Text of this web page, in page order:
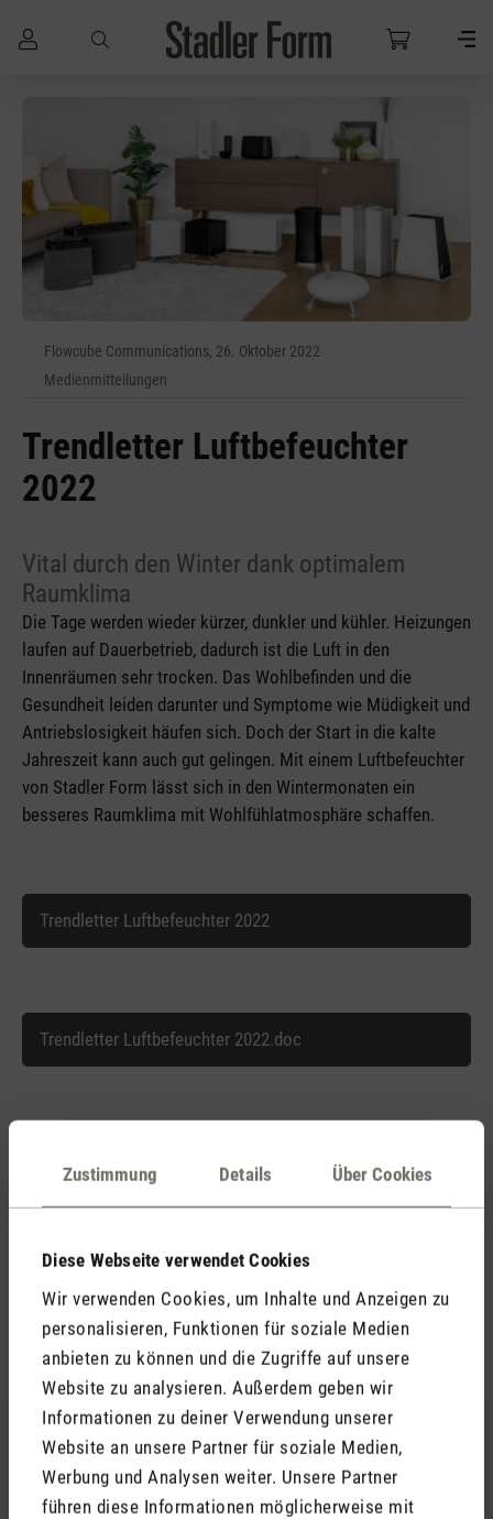
Zustimmung Details Über Cookies
Diese Webseite verwendet Cookies
Wir verwenden Cookies, um Inhalte und Anzeigen zu
personalisieren, Funktionen für soziale Medien
anbieten zu können und die Zugriffe auf unsere
Website zu analysieren. Außerdem geben wir
Informationen zu deiner Verwendung unserer
Website an unsere Partner für soziale Medien,
Werbung und Analysen weiter. Unsere Partner
führen diese Informationen möglicherweise mit
Flowcube Communications, 26. Oktober 2022
Medienmitteilungen
Trendletter Luftbefeuchter
2022
Vital durch den Winter dank optimalem
Raumklima
Die Tage werden wieder kürzer, dunkler und kühler. Heizungen
laufen auf Dauerbetrieb, dadurch ist die Luft in den
Innenräumen sehr trocken. Das Wohlbefinden und die
Gesundheit leiden darunter und Symptome wie Müdigkeit und
Antriebslosigkeit häufen sich. Doch der Start in die kalte
Jahreszeit kann auch gut gelingen. Mit einem Luftbefeuchter
von Stadler Form lässt sich in den Wintermonaten ein
besseres Raumklima mit Wohlfühlatmosphäre schaffen.
Trendletter Luftbefeuchter 2022
Trendletter Luftbefeuchter 2022.doc
Passende Produkte dazu
Alle Produkte entdecken